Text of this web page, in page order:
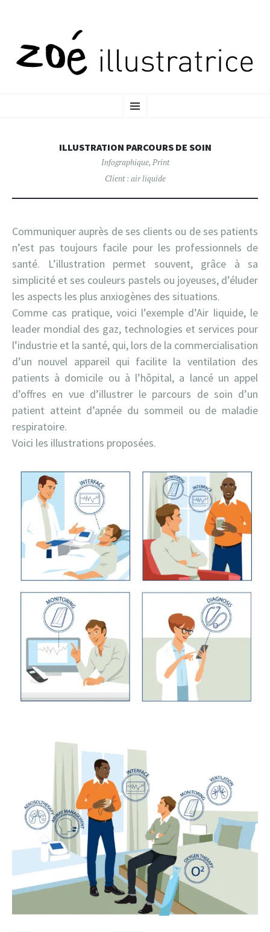
MENU
AU
ILLUSTRATION PARCOURS DE SOIN
Infographique, Print
Client :air liquide
Communiquer auprès de ses clients ou de ses patients
n’est pas toujours facile pour les professionnels de
santé. L’illustration permet souvent, grâce à sa
simplicité et ses couleurs pastels ou joyeuses, d’éluder
les aspects les plus anxiogènes des situations.
Comme cas pratique, voici l’exemple d’Air liquide, le
leader mondial des gaz, technologies et services pour
l’industrie et la santé, qui, lors de la commercialisation
d’un nouvel appareil qui facilite la ventilation des
patients à domicile ou à l’hôpital, a lancé un appel
d’offres en vue d’illustrer le parcours de soin d’un
patient atteint d’apnée du sommeil ou de maladie
respiratoire.
Voici les illustrations proposées.